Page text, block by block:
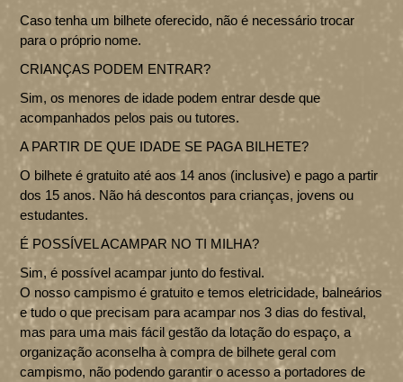
TERMOS E CONDIÇÕES 2026
MERCH
INSCRIÇÕES
PARCEIROS
CONTACTOS
Caso tenha um bilhete oferecido, não é necessário trocar
para o próprio nome.
CRIANÇAS PODEM ENTRAR?
Sim, os menores de idade podem entrar desde que
acompanhados pelos pais ou tutores.
A PARTIR DE QUE IDADE SE PAGA BILHETE?
O bilhete é gratuito até aos 14 anos (inclusive) e pago a partir
dos 15 anos. Não há descontos para crianças, jovens ou
estudantes.
É POSSÍVEL ACAMPAR NO TI MILHA?
Sim, é possível acampar junto do festival.
O nosso campismo é gratuito e temos eletricidade, balneários
e tudo o que precisam para acampar nos 3 dias do festival,
mas para uma mais fácil gestão da lotação do espaço, a
organização aconselha à compra de bilhete geral com
campismo, não podendo garantir o acesso a portadores de